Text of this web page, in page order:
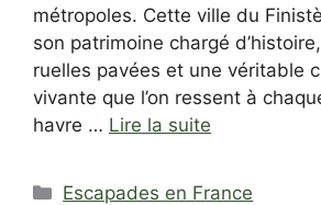
métropoles. Cette ville du
son patrimoine chargé
ruelles pavées et une véritable
vivante que l’on ressent à
havre … Lire la suite
Catégories
Escapades en France